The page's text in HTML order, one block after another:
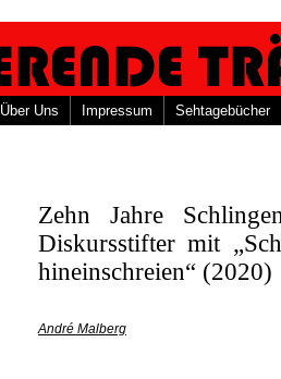
Über Uns Impressum Sehtagebücher
Zehn Jahre
Diskursstifter mit
hineinschreien“ (2020)
André Malberg